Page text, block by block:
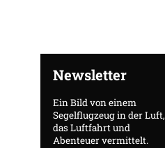
Newsletter
Ein Bild von einem
Segelflugzeug in der Luft,
das Luftfahrt und
Abenteuer vermittelt.